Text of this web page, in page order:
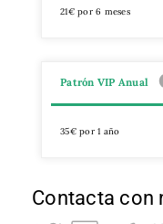
21€ por 6 meses
Patrón VIP Anual
35€ por 1 año
Contacta con